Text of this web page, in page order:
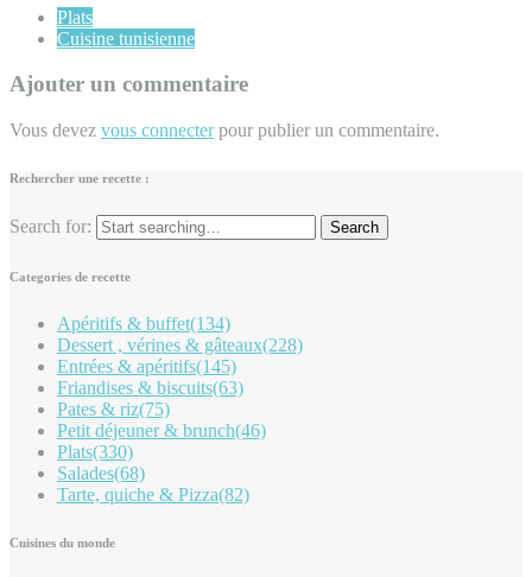
Plats
Cuisine tunisienne
Ajouter un commentaire
Vous devez vous connecterpour publier un commentaire.
Rechercher une recette :
Search for:
Categories de recette
Apéritifs & buffet(134)
Dessert , vérines & gâteaux(228)
Entrées & apéritifs(145)
Friandises & biscuits(63)
Pates & riz(75)
Petit déjeuner & brunch(46)
Plats(330)
Salades(68)
Tarte, quiche & Pizza(82)
Cuisines du monde